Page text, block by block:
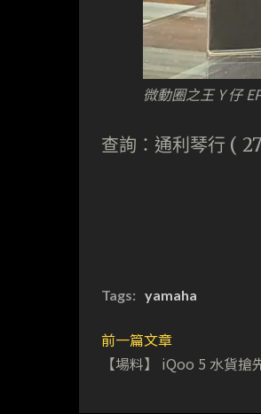
微動圈之王 Y 仔
查詢：通利琴行 (
Tags: yamaha
前一篇文章
【場料】 iQoo 5 水貨